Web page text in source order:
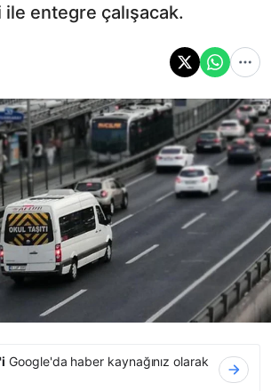
ile entegre çalışacak.
Google'da haber kaynağınız olarak